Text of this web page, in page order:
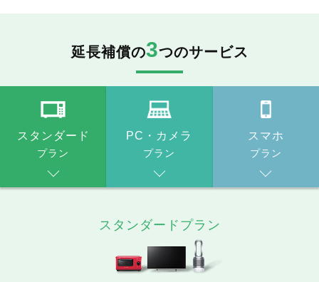
延長補償の3つのサービス
スタンダード
プラン
PC・カメラ
プラン
スマホ
プラン
スタンダードプラン